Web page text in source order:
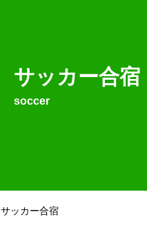
サッカー合宿
soccer
サッカー合宿